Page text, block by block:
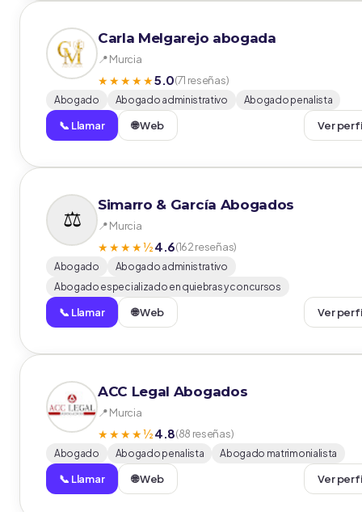
Carla Melgarejo abogada
📍 Murcia
★★★★★5.0(71 reseñas)
Abogado Abogado administrativo Abogado penalista
📞 Llamar 🌐 Web Ver
Simarro & García Abogados
📍 Murcia
★★★★½4.6(162 reseñas)
Abogado
Abogado administrativo
Abogado especializado en quiebras y concursos
📞 Llamar 🌐 Web Ver
ACC Legal Abogados
📍 Murcia
★★★★½4.8(88 reseñas)
Abogado Abogado penalista Abogado matrimonialista
📞 Llamar 🌐 Web Ver